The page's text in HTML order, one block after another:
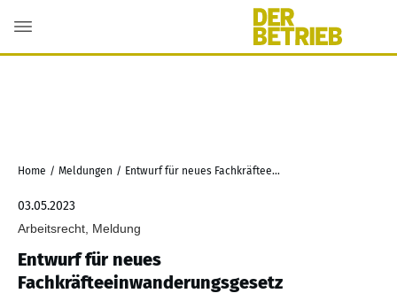
Home / Meldungen / Entwurf für neues Fachkräfteeinwanderungsgesetz
03.05.2023
Arbeitsrecht, Meldung
Entwurf für neues
Fachkräfteeinwanderungsgesetz